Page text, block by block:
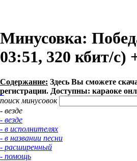
Минусовка:
03:51, 320 кбит/с)
Содержание: Здесь Вы сможете
регистрации. Доступны: караоке
поиск минусовок
- везде
- везде
- в исполнителях
- в названии песни
- расширенный
- помощь